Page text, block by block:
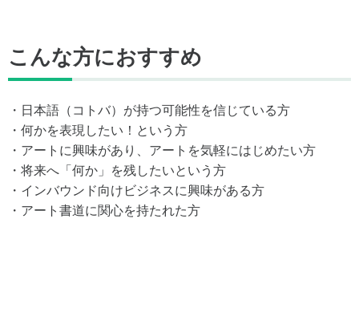
こんな方におすすめ
・日本語（コトバ）が持つ可能性を信じている方
・何かを表現したい！という方
・アートに興味があり、アートを気軽にはじめたい方
・将来へ「何か」を残したいという方
・インバウンド向けビジネスに興味がある方
・アート書道に関心を持たれた方